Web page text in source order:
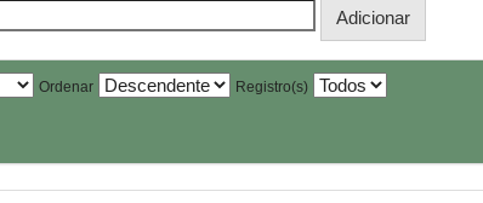
Ordenar Registro(s)